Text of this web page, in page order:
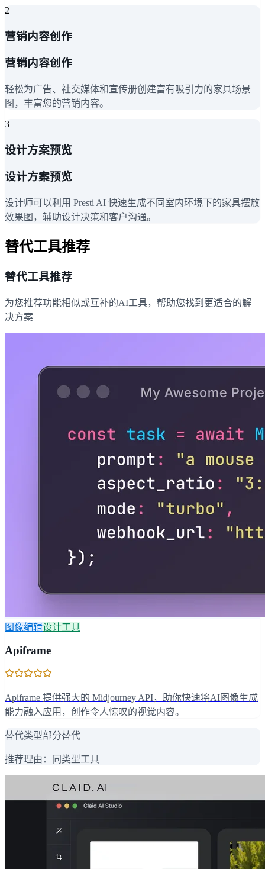
2
营销内容创作
营销内容创作
轻松为广告、社交媒体和宣传册创建富有吸引力的家具场景
图，丰富您的营销内容。
3
设计方案预览
设计方案预览
设计师可以利用 Presti AI 快速生成不同室内环境下的家具摆放
效果图，辅助设计决策和客户沟通。
替代工具推荐
替代工具推荐
为您推荐功能相似或互补的AI工具，帮助您找到更适合的解
决方案
图像编辑设计工具
Apiframe
Apiframe 提供强大的 Midjourney API，助你快速将AI图像生成
能力融入应用，创作令人惊叹的视觉内容。
替代类型部分替代
推荐理由： 同类型工具